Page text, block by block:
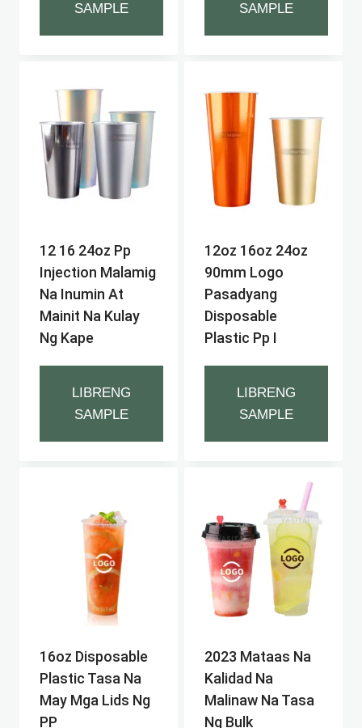
SAMPLE
SAMPLE
12 16 24oz Pp
Injection Malamig
Na Inumin At
Mainit Na Kulay
Ng Kape
LIBRENG
SAMPLE
12oz 16oz 24oz
90mm Logo
Pasadyang
Disposable
Plastic Pp I
LIBRENG
SAMPLE
16oz Disposable
Plastic Tasa Na
May Mga Lids Ng
PP
2023 Mataas Na
Kalidad Na
Malinaw Na Tasa
Ng Bulk